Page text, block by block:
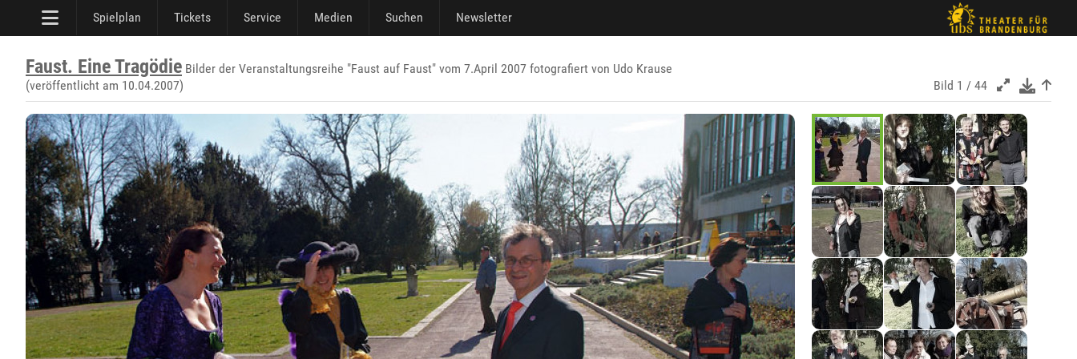
Spielplan Tickets Service Medien Suchen Newsletter
Faust. Eine Tragödie Bilder der Veranstaltungsreihe "Faust auf Faust" vom 7.April 2007 fotografiert von Udo Krause
(veröffentlicht am 10.04.2007)
Bild 1 / 44